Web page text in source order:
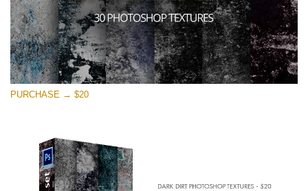
Entire Collection
(1783 Overlays)
Large 6000*4000px
Ingyenes letöltés
PURCHASE → $20